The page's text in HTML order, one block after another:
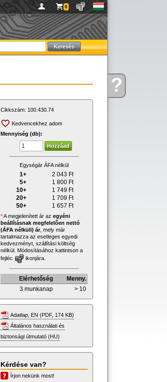
Kérdése?
0
Cikkszám: 100.430.74
Kedvencekhez adom
Mennyiség (db):
Egységár ÁFA nélkül
1+ 2 043 Ft
5+
1 800 Ft
10+
1 749 Ft
20+
1 709 Ft
50+
1 657 Ft
*A megjelenített ár az egyéni
beállításnak megfelelően nettó
(ÁFA nélküli) ár, mely már
tartalmazza az esetleges egyedi
kedvezményt, szállítási költség
nélkül. Módosításához kattintson a
fejléc
ikonjára.
Elérhetőség
Menny.
3 munkanap
> 10
Adatlap, EN (PDF, 174 KB)
Általános használati és
biztonsági útmutató (HU)
Kérdése van?
Írjon nekünk most!